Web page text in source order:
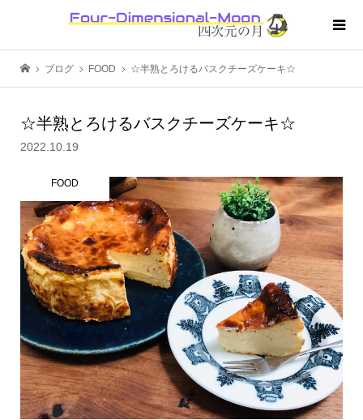
ブログ FOOD ☆半熟とろけるバスクチーズケーキ☆
☆半熟とろけるバスクチーズケーキ☆
2022.10.19
FOOD